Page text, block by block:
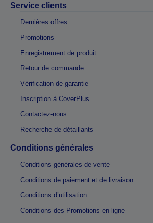
Service clients
Dernières offres
Promotions
Enregistrement de produit
Retour de commande
Vérification de garantie
Inscription à CoverPlus
Contactez-nous
Recherche de détaillants
Conditions générales
Conditions générales de vente
Conditions de paiement et de livraison
Conditions d’utilisation
Conditions des Promotions en ligne